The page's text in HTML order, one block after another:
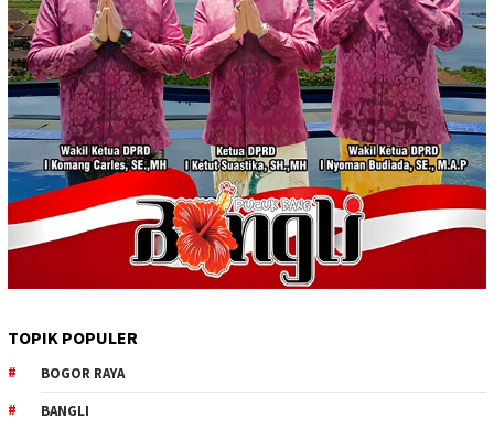
TOPIK POPULER
BOGOR RAYA
BANGLI